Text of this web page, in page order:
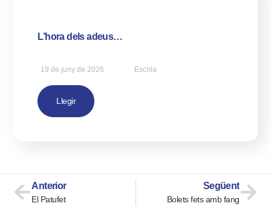
L’hora dels adeus…
19 de juny de 2026 Escola
Llegir
Anterior
El Patufet
Següent
Bolets fets amb fang